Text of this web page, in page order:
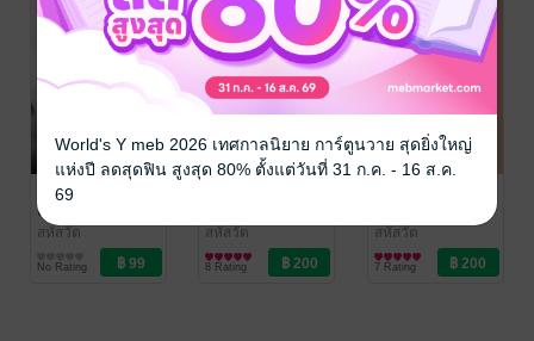
ผมเกิดใหม่อีก
นิยายยุค 80 เล่ม
สหัสวัต
1 Rating
ลิขิตฟ้า ท้า
ชะตามังกร เล่ม
1
สหัสวัต
นิยายกำลังภายใน
No Rating
维扬 เว่ยหยาง
เล่ม 7 ภาควิถี
แห่งเซียน
สหัสวัต
นิยายกำลังภายใน
No Rating
สหัสวัต
นิยายกำลังภายใน
8 Rating
นิยายยุค 80 เล่ม
1
สหัสวัต
นิยายแฟนตาซี
7 Rating
World's Y meb 2026 เทศกาลนิยาย การ์ตูนวาย สุดยิ่งใหญ่
แห่งปี ลดสุดฟิน สูงสุด 80% ตั้งแต่วันที่ 31 ก.ค. - 16 ส.ค.
69